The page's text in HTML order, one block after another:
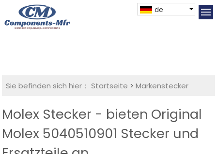
de
Sie befinden sich hier： Startseite >Markenstecker
Molex Stecker - bieten Original
Molex 5040510901 Stecker und